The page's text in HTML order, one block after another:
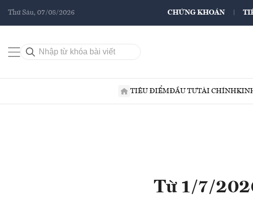
Thứ Sáu, 07/08/2026 CHỨNG KHOÁN
TIÊU ĐIỂMĐẦU TƯTÀI CHÍNH
Từ 1/7/